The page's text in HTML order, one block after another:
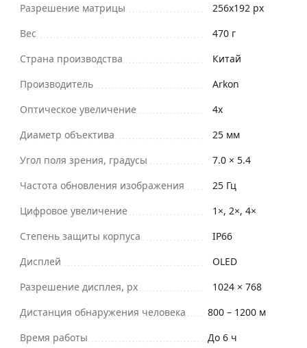
Разрешение матрицы
256x192 px
Вес
470 г
Страна производства
Китай
Производитель
Arkon
Оптическое увеличение
4x
Диаметр объектива
25 мм
Угол поля зрения, градусы
7.0 × 5.4
Частота обновления изображения
25 Гц
Цифровое увеличение
1×, 2×, 4×
Степень защиты корпуса
IP66
Дисплей
OLED
Разрешение дисплея, px
1024 × 768
Дистанция обнаружения человека
800 – 1200 м
Время работы
До 6 ч